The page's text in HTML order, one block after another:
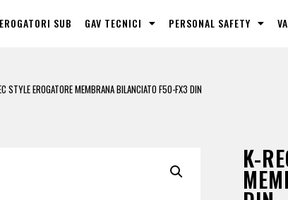
SUB GAV TECNICI PERSONAL SAFETY
STYLE EROGATORE MEMBRANA BILANCIATO F50-FX3 DIN
K-